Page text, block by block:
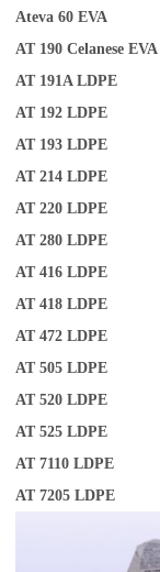
Ateva 60 EVA
AT 190 Celanese
AT 191A LDPE
AT 192 LDPE
AT 193 LDPE
AT 214 LDPE
AT 220 LDPE
AT 280 LDPE
AT 416 LDPE
AT 418 LDPE
AT 472 LDPE
AT 505 LDPE
AT 520 LDPE
AT 525 LDPE
AT 7110 LDPE
AT 7205 LDPE